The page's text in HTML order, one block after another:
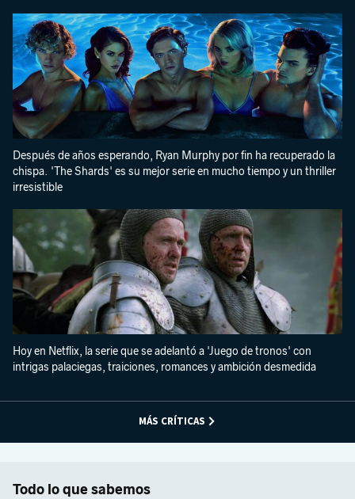
Después de años esperando, Ryan Murphy por fin ha recuperado la
chispa. 'The Shards' es su mejor serie en mucho tiempo y un thriller
irresistible
Hoy en Netflix, la serie que se adelantó a 'Juego de tronos' con
intrigas palaciegas, traiciones, romances y ambición desmedida
MÁS CRÍTICAS
Todo lo que sabemos